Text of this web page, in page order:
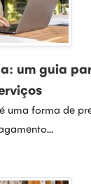
um guia
uma forma de